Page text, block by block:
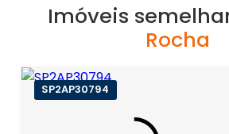
Imóveis
Rocha
SP2AP30794